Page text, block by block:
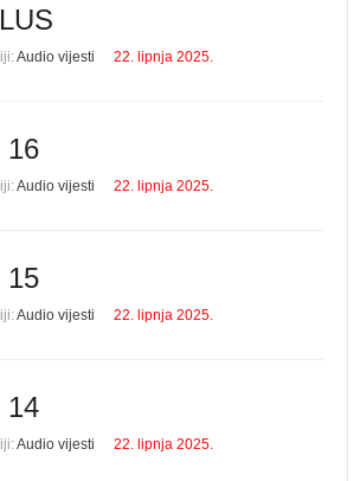
Audio vijesti 22. lipnja 2025.
16
Audio vijesti 22. lipnja 2025.
15
Audio vijesti 22. lipnja 2025.
14
Audio vijesti 22. lipnja 2025.